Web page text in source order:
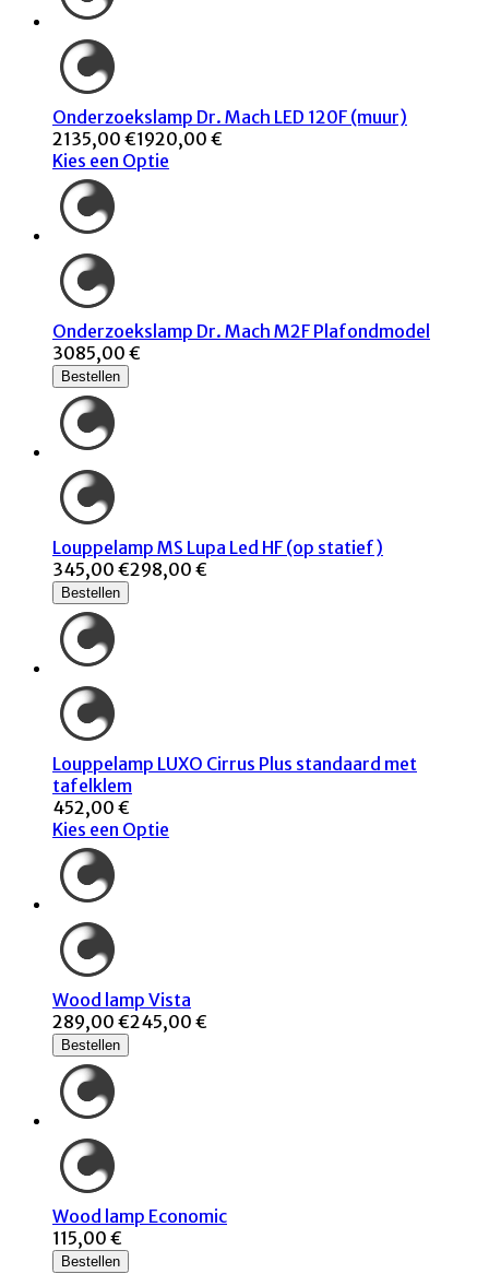
Onderzoekslamp Dr. Mach LED 120F (muur)
2135,00 €1920,00 €
Kies een Optie
Onderzoekslamp Dr. Mach M2F Plafondmodel
3085,00 €
Bestellen
Louppelamp MS Lupa Led HF (op statief)
345,00 €298,00 €
Bestellen
Louppelamp LUXO Cirrus Plus standaard met
tafelklem
452,00 €
Kies een Optie
Wood lamp Vista
289,00 €245,00 €
Bestellen
Wood lamp Economic
115,00 €
Bestellen